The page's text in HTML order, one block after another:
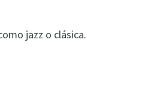
jazz o clásica.